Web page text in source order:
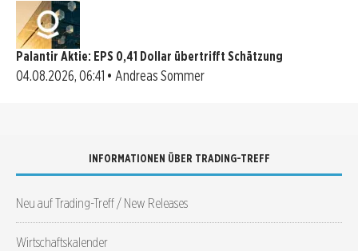
Palantir Aktie: EPS 0,41 Dollar übertrifft Schätzung
04.08.2026, 06:41 • Andreas Sommer
INFORMATIONEN ÜBER TRADING-TREFF
Neu auf Trading-Treff / New Releases
Wirtschaftskalender